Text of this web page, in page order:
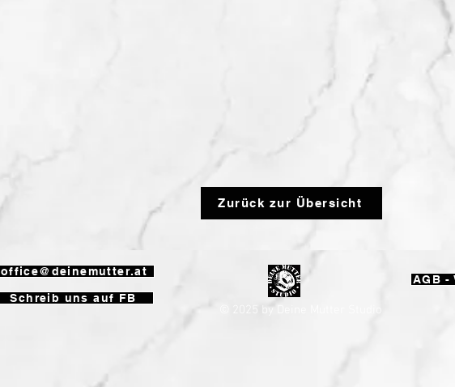
Zurück zur Übersicht
office@deinemutter.at
Schreib uns auf FB
© 2025 by Deine Mutter Studio
AGB -